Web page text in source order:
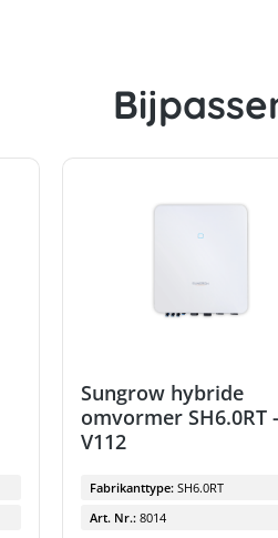
Sungrow hybride
omvormer SH6.0RT -
V112
Fabrikanttype:SH6.0RT
Art. Nr.:8014